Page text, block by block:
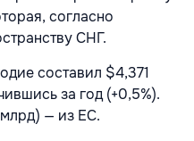
согласно
СНГ.
составил $4,371
за год (+0,5%).
— из ЕС.